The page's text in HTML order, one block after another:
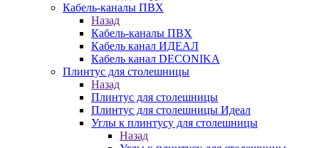
Кабель-каналы ПВХ
Назад
Кабель-каналы ПВХ
Кабель канал ИДЕАЛ
Кабель канал DECONIKA
Плинтус для столешницы
Назад
Плинтус для столешницы
Плинтус для столешницы Идеал
Углы к плинтусу для столешницы
Назад